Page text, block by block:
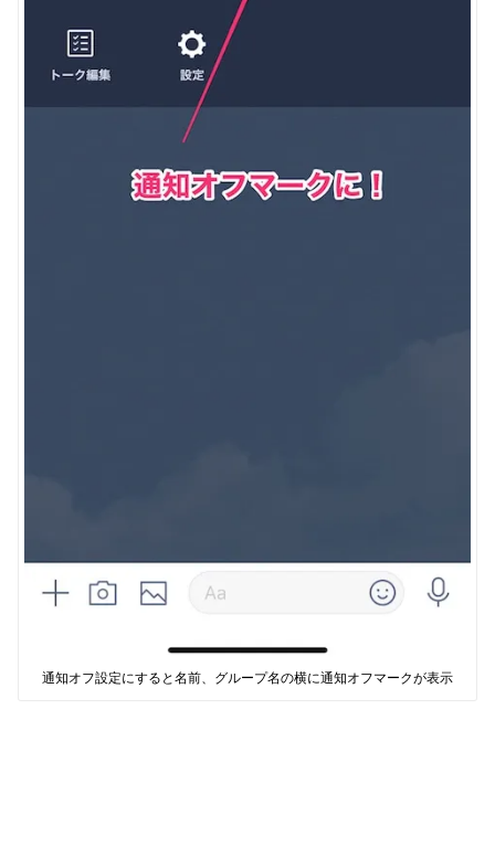
通知オフ設定にすると名前、グループ名の横に通知オフマークが表示